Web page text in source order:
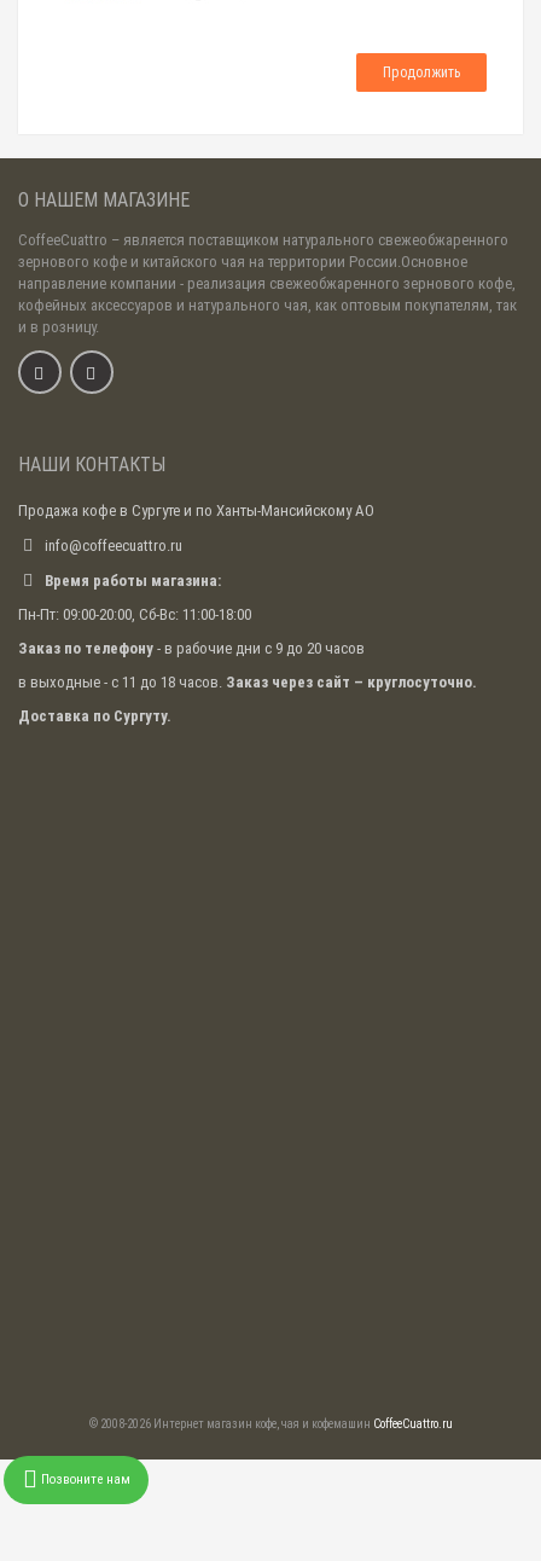
Продолжить
О НАШЕМ МАГАЗИНЕ
CoffeeCuattro – является поставщиком натурального свежеобжаренного
зернового кофе и китайского чая на территории России.Основное
направление компании - реализация свежеобжаренного зернового кофе,
кофейных аксессуаров и натурального чая, как оптовым покупателям, так
и в розницу.
НАШИ КОНТАКТЫ
Продажа кофе в Сургуте и по Ханты-Мансийскому АО
info@coffeecuattro.ru
Время работы магазина:
Пн-Пт: 09:00-20:00, Сб-Вс: 11:00-18:00
Заказ по телефону - в рабочие дни с 9 до 20 часов
в выходные - с 11 до 18 часов. Заказ через сайт – круглосуточно.
Доставка по Сургуту.
© 2008-2026 Интернет магазин кофе, чая и кофемашин CoffeeCuattro.ru
Позвоните нам